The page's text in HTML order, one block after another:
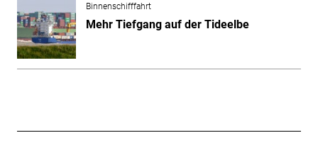
Binnenschifffahrt
Mehr Tiefgang auf der Tideelbe